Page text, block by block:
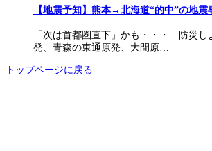
【地震予知】熊本→北海道“的中”の地震
「次は首都圏直下」かも・・・ 防災し
発、青森の東通原発、大間原…
トップページに戻る